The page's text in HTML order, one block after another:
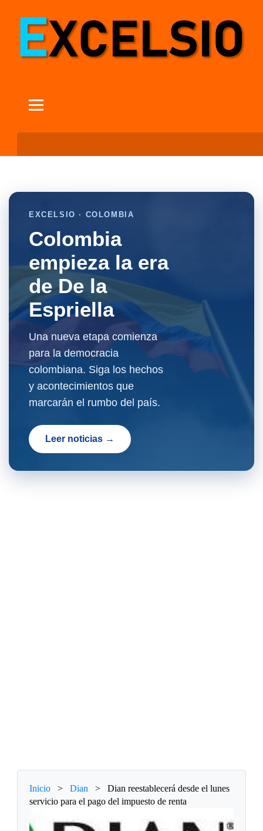
EXCELSIO · COLOMBIA
Colombia
empieza la era
de De la
Espriella
Una nueva etapa comienza
para la democracia
colombiana. Siga los hechos
y acontecimientos que
marcarán el rumbo del país.
Leer noticias →
Inicio > Dian >
Dian reestablecerá desde el lunes
servicio para el pago del impuesto de renta